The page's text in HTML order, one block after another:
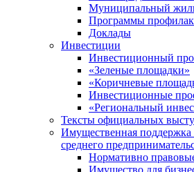
Муниципальный
Программы
Доклады
Инвестиции
Инвестиционный
«Зеленые площадки»
«Коричневые
Инвестиционные
«Региональный
Тексты официальных
Имущественная поддержка
среднего
Нормативно
Имущество для